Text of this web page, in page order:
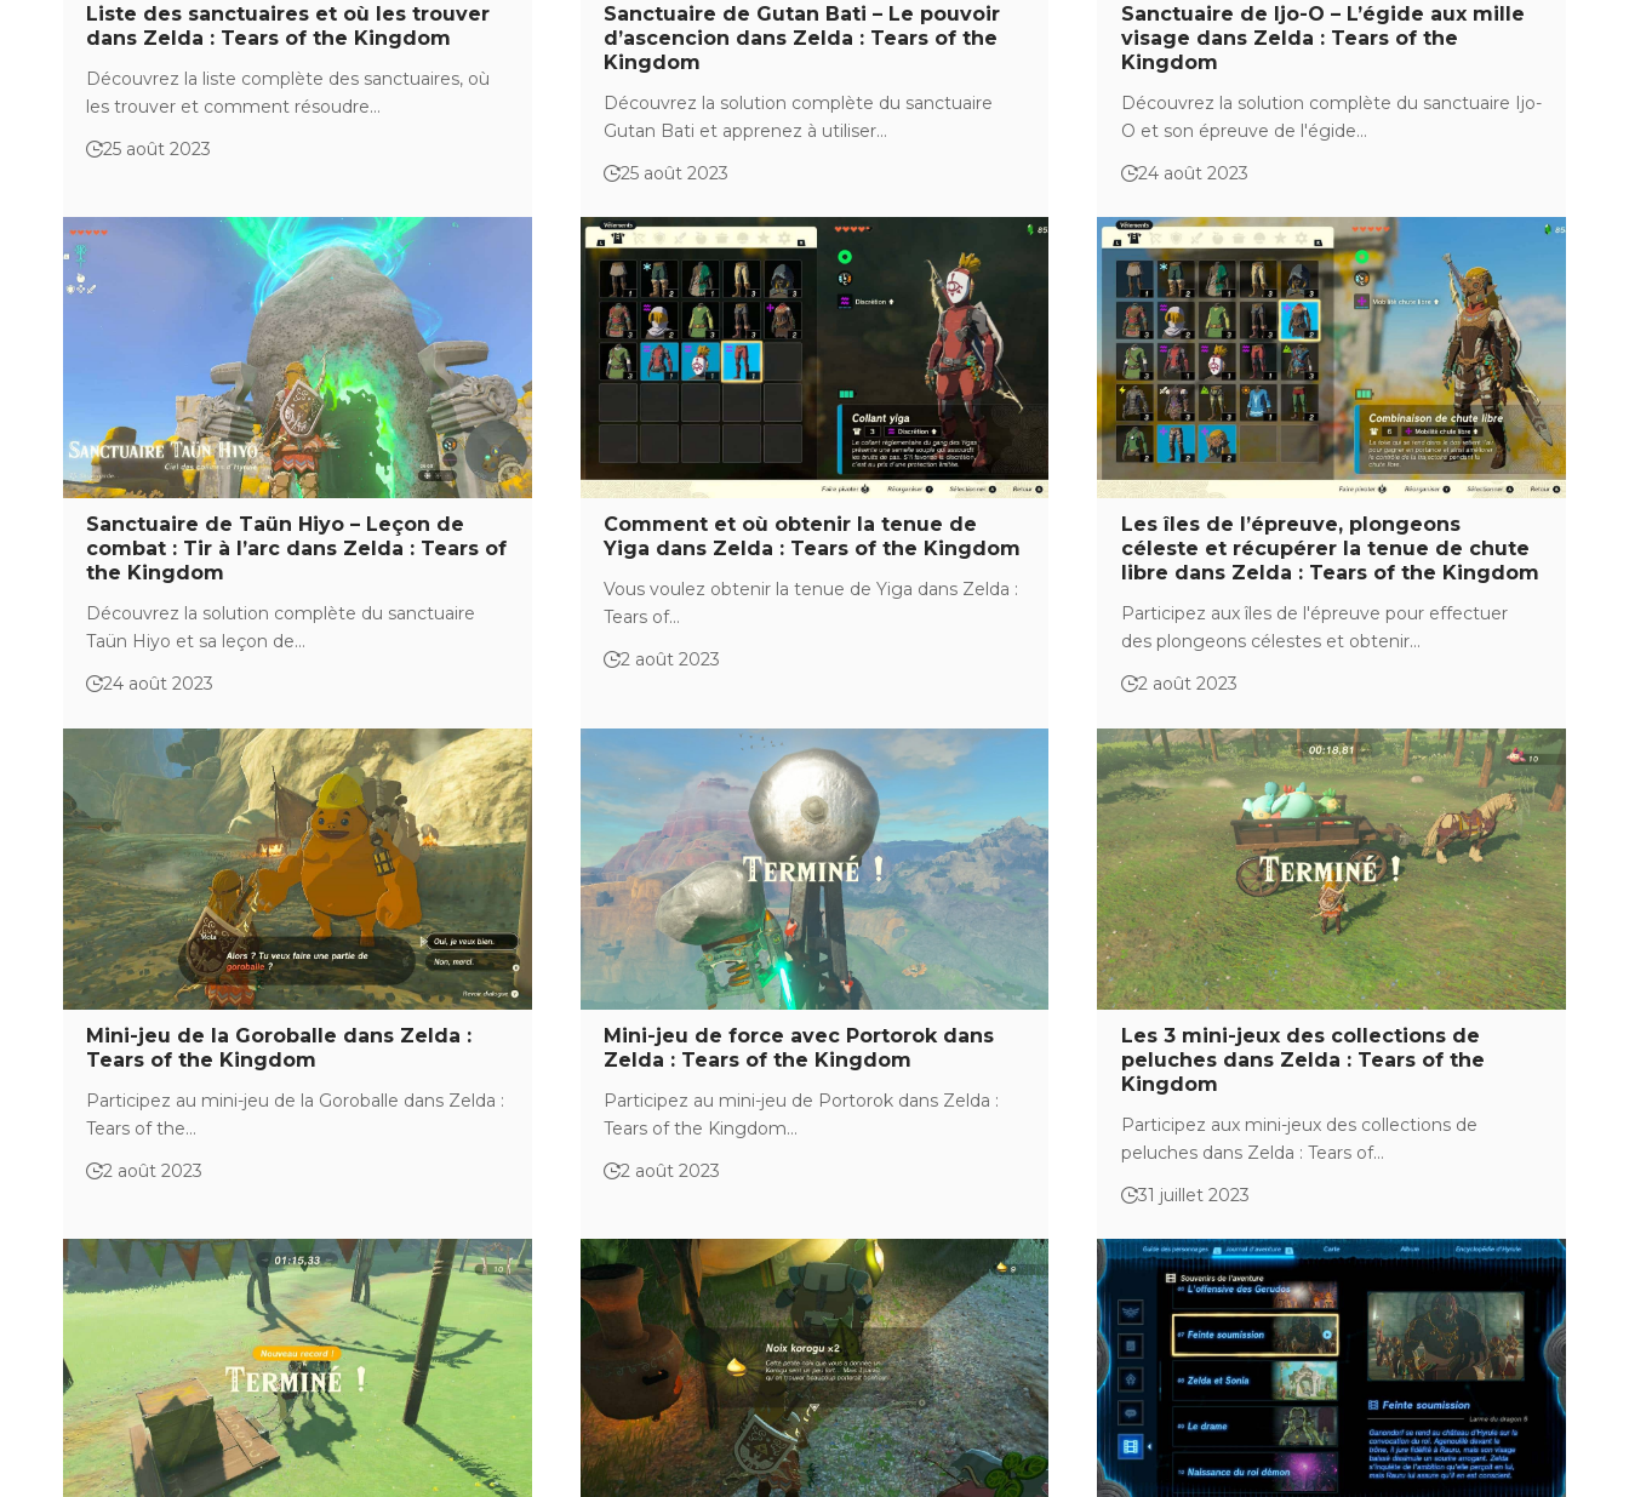
Liste des sanctuaires et où les trouver
dans Zelda : Tears of the Kingdom
Découvrez la liste complète des sanctuaires, où
les trouver et comment résoudre…
25 août 2023
Sanctuaire de Gutan Bati – Le pouvoir
d’ascencion dans Zelda : Tears of the
Kingdom
Découvrez la solution complète du sanctuaire
Gutan Bati et apprenez à utiliser…
25 août 2023
Sanctuaire de Ijo-O – L’égide aux mille
visage dans Zelda : Tears of the
Kingdom
Découvrez la solution complète du sanctuaire Ijo-
O et son épreuve de l'égide…
24 août 2023
Sanctuaire de Taün Hiyo – Leçon de
combat : Tir à l’arc dans Zelda : Tears of
the Kingdom
Découvrez la solution complète du sanctuaire
Taün Hiyo et sa leçon de…
24 août 2023
Comment et où obtenir la tenue de
Yiga dans Zelda : Tears of the Kingdom
Vous voulez obtenir la tenue de Yiga dans Zelda :
Tears of…
2 août 2023
Les îles de l’épreuve, plongeons
céleste et récupérer la tenue de chute
libre dans Zelda : Tears of the Kingdom
Participez aux îles de l'épreuve pour effectuer
des plongeons célestes et obtenir…
2 août 2023
Mini-jeu de la Goroballe dans Zelda :
Tears of the Kingdom
Participez au mini-jeu de la Goroballe dans Zelda :
Tears of the…
2 août 2023
Mini-jeu de force avec Portorok dans
Zelda : Tears of the Kingdom
Participez au mini-jeu de Portorok dans Zelda :
Tears of the Kingdom…
2 août 2023
Les 3 mini-jeux des collections de
peluches dans Zelda : Tears of the
Kingdom
Participez aux mini-jeux des collections de
peluches dans Zelda : Tears of…
31 juillet 2023